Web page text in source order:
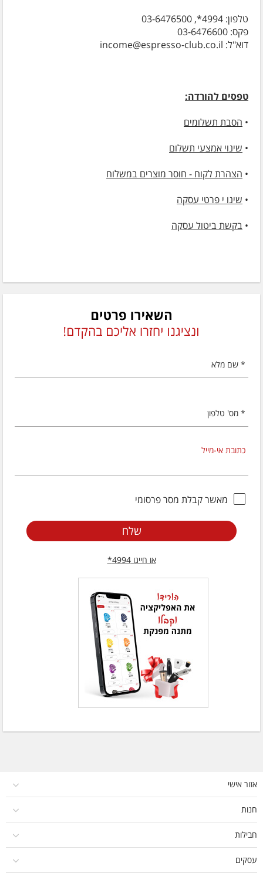
טלפון: 4994*, 03-6476500
פקס: 03-6476600
דוא"ל: income@espresso-club.co.il
טפסים להורדה:
• הסבת תשלומים
• שינוי אמצעי תשלום
• הצהרת לקוח - חוסר מוצרים במשלוח
• שינו י פרטי עסקה
• בקשת ביטול עסקה
* שם מלא
* מס' טלפון
כתובת אי-מייל
מאשר קבלת מסר פרסומי
שלח
או חייגו 4994*
אזור אישי
חנות
חבילות
עסקים